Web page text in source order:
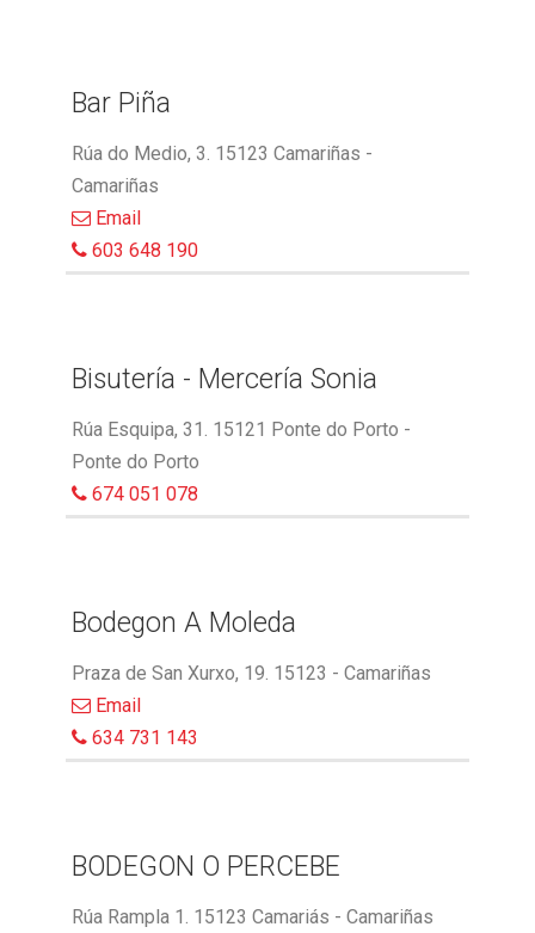
Bar Piña
Rúa do Medio, 3. 15123 Camariñas -
Camariñas
Email
603 648 190
Bisutería - Mercería Sonia
Rúa Esquipa, 31. 15121 Ponte do Porto -
Ponte do Porto
674 051 078
Bodegon A Moleda
Praza de San Xurxo, 19. 15123 - Camariñas
Email
634 731 143
BODEGON O PERCEBE
Rúa Rampla 1. 15123 Camariás - Camariñas